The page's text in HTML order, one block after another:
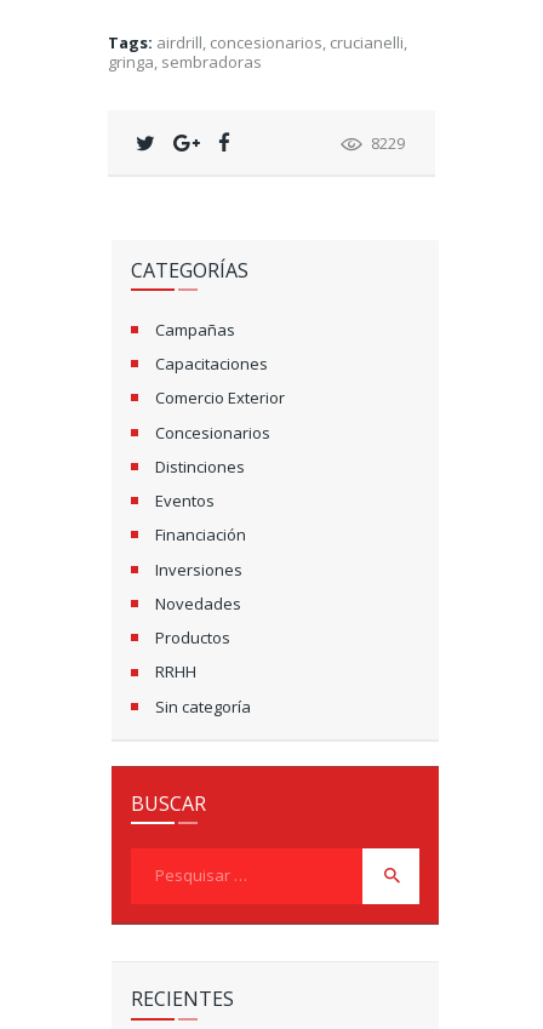
Tags: airdrill, concesionarios, crucianelli,
gringa, sembradoras
8229
CATEGORÍAS
Campañas
Capacitaciones
Comercio Exterior
Concesionarios
Distinciones
Eventos
Financiación
Inversiones
Novedades
Productos
RRHH
Sin categoría
BUSCAR
RECIENTES